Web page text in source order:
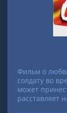
Фильм о
солдату во
может
расставляет